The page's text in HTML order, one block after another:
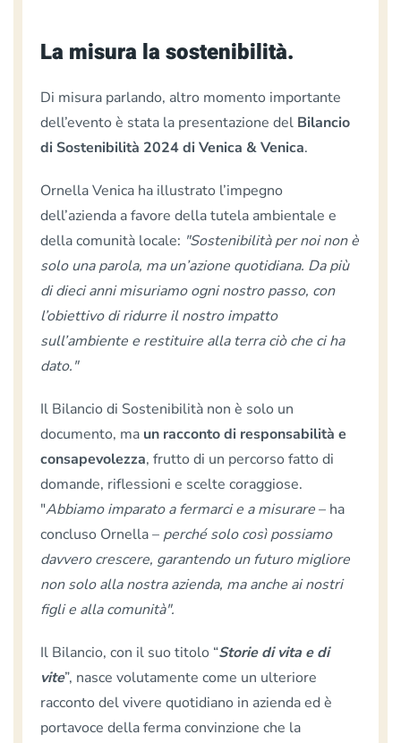
La misura la sostenibilità.
Di misura parlando, altro momento importante
dell’evento è stata la presentazione del Bilancio
di Sostenibilità 2024 di Venica & Venica.
Ornella Venica ha illustrato l’impegno
dell’azienda a favore della tutela ambientale e
della comunità locale: "Sostenibilità per noi non è
solo una parola, ma un’azione quotidiana. Da più
di dieci anni misuriamo ogni nostro passo, con
l’obiettivo di ridurre il nostro impatto
sull’ambiente e restituire alla terra ciò che ci ha
dato."
Il Bilancio di Sostenibilità non è solo un
documento, ma un racconto di responsabilità e
consapevolezza, frutto di un percorso fatto di
domande, riflessioni e scelte coraggiose.
"Abbiamo imparato a fermarci e a misurare– ha
concluso Ornella – perché solo così possiamo
davvero crescere, garantendo un futuro migliore
non solo alla nostra azienda, ma anche ai nostri
figli e alla comunità".
Il Bilancio, con il suo titolo “Storie di vita e di
vite”, nasce volutamente come un ulteriore
racconto del vivere quotidiano in azienda ed è
portavoce della ferma convinzione che la